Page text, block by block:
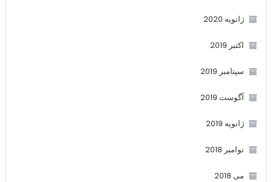
ژانویه 2020
اکتبر 2019
سپتامبر 2019
آگوست 2019
ژانویه 2019
نوامبر 2018
می 2018